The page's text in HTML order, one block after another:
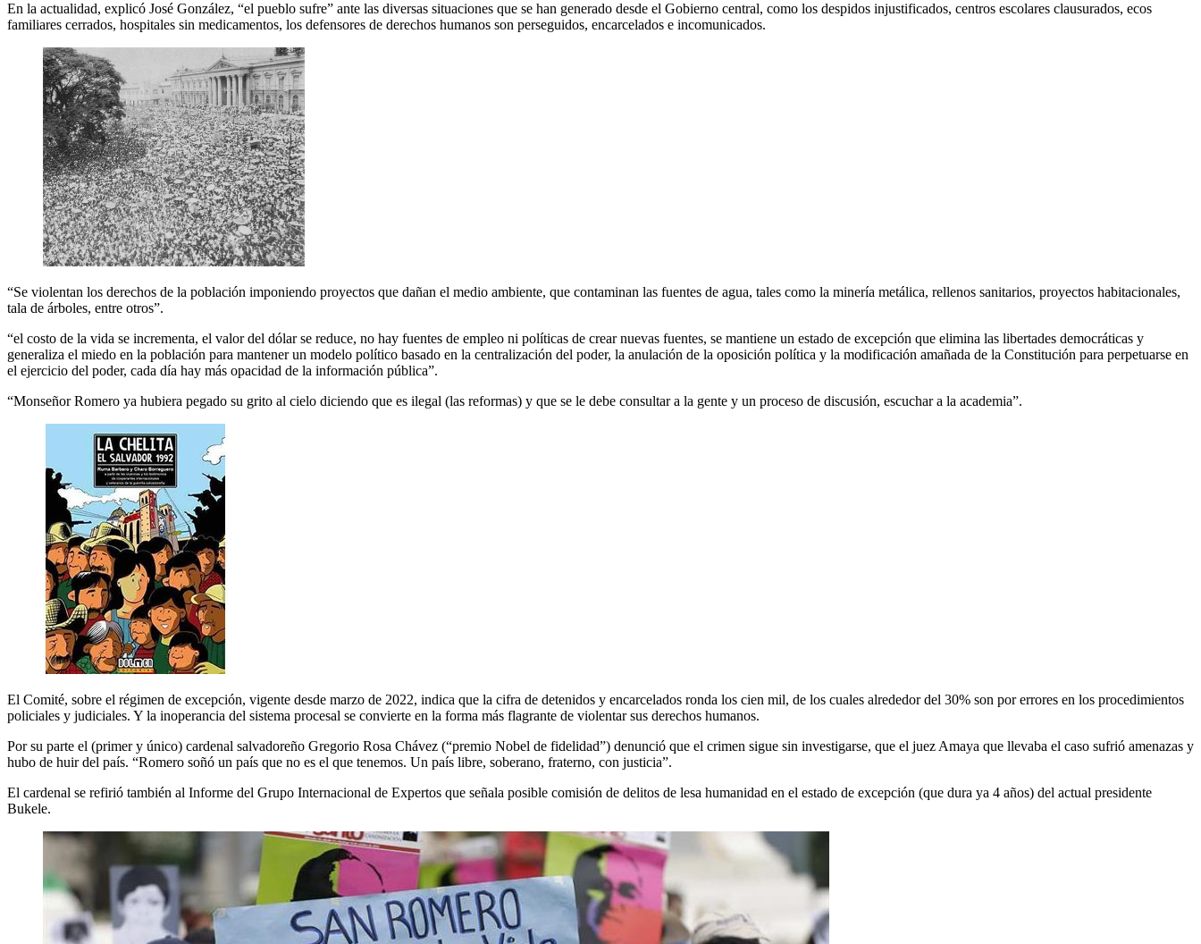
En la actualidad, explicó José González, “el pueblo sufre” ante las diversas situaciones que se han generado desde el Gobierno central, como los despidos injustificados, centros escolares clausurados, ecos
familiares cerrados, hospitales sin medicamentos, los defensores de derechos humanos son perseguidos, encarcelados e incomunicados.
“Se violentan los derechos de la población imponiendo proyectos que dañan el medio ambiente, que contaminan las fuentes de agua, tales como la minería metálica, rellenos sanitarios, proyectos habitacionales,
tala de árboles, entre otros”.
“el costo de la vida se incrementa, el valor del dólar se reduce, no hay fuentes de empleo ni políticas de crear nuevas fuentes, se mantiene un estado de excepción que elimina las libertades democráticas y
generaliza el miedo en la población para mantener un modelo político basado en la centralización del poder, la anulación de la oposición política y la modificación amañada de la Constitución para perpetuarse en
el ejercicio del poder, cada día hay más opacidad de la información pública”.
“Monseñor Romero ya hubiera pegado su grito al cielo diciendo que es ilegal (las reformas) y que se le debe consultar a la gente y un proceso de discusión, escuchar a la academia”.
El Comité, sobre el régimen de excepción, vigente desde marzo de 2022, indica que la cifra de detenidos y encarcelados ronda los cien mil, de los cuales alrededor del 30% son por errores en los procedimientos
policiales y judiciales. Y la inoperancia del sistema procesal se convierte en la forma más flagrante de violentar sus derechos humanos.
Por su parte el (primer y único) cardenal salvadoreño Gregorio Rosa Chávez (“premio Nobel de fidelidad”) denunció que el crimen sigue sin investigarse, que el juez Amaya que llevaba el caso sufrió amenazas y
hubo de huir del país. “Romero soñó un país que no es el que tenemos. Un país libre, soberano, fraterno, con justicia”.
El cardenal se refirió también al Informe del Grupo Internacional de Expertos que señala posible comisión de delitos de lesa humanidad en el estado de excepción (que dura ya 4 años) del actual presidente
Bukele.